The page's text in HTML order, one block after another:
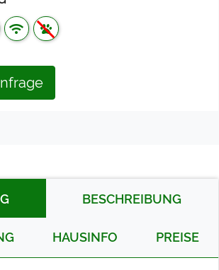
BESCHREIBUNG
HAUSINFO PREISE